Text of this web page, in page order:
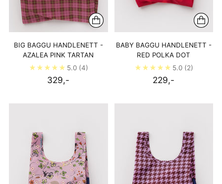
BIG BAGGU HANDLENETT -
AZALEA PINK TARTAN
5.0 (4)
329,-
BABY BAGGU HANDLENETT -
RED POLKA DOT
5.0 (2)
229,-